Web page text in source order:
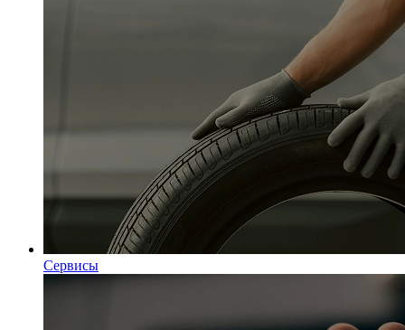
Сервисы